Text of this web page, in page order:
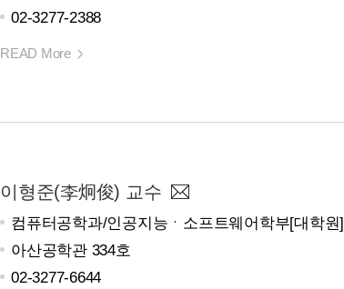
02-3277-2388
READ More
이형준(李炯俊) 교수
컴퓨터공학과/인공지능ㆍ소프트웨어학부[대학원]
아산공학관 334호
02-3277-6644